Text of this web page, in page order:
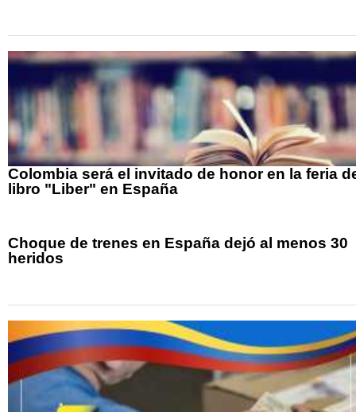
Colombia será el invitado de honor en la feria
libro "Liber" en España
Choque de trenes en España dejó al menos 30
heridos